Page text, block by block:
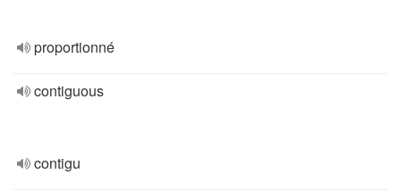
proportionné
contiguous
contigu